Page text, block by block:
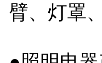
臂、灯罩